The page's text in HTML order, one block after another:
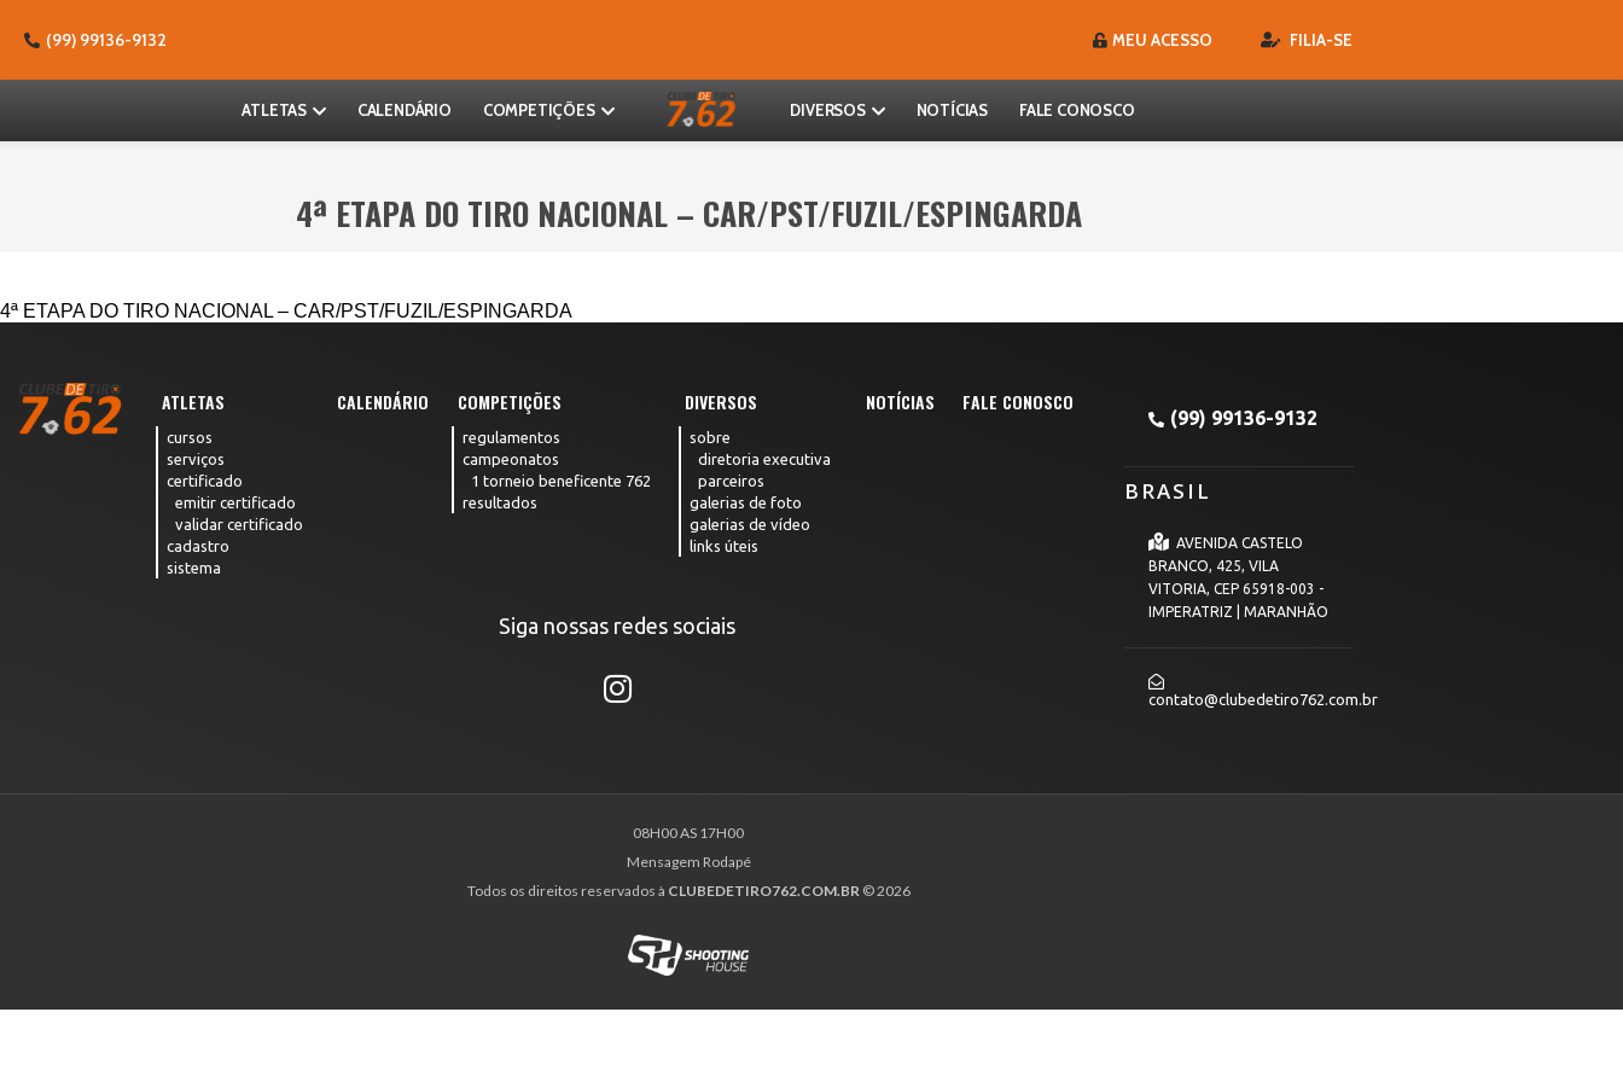
(99) 99136-9132 MEU ACESSO FILIA-SE
ATLETAS CALENDÁRIO COMPETIÇÕES DIVERSOS NOTÍCIAS FALE CONOSCO
4ª ETAPA DO TIRO NACIONAL – CAR/PST/FUZIL/ESPINGARDA
4ª ETAPA DO TIRO NACIONAL – CAR/PST/FUZIL/ESPINGARDA
ATLETAS
cursos
serviços
certificado
emitir certificado
validar certificado
cadastro
sistema
CALENDÁRIO COMPETIÇÕES
regulamentos
campeonatos
1 torneio beneficente 762
resultados
DIVERSOS
sobre
diretoria executiva
parceiros
galerias de foto
galerias de vídeo
links úteis
NOTÍCIAS FALE CONOSCO
Siga nossas redes sociais
(99) 99136-9132
BRASIL
AVENIDA CASTELO
BRANCO, 425, VILA
VITORIA, CEP 65918-003 -
IMPERATRIZ | MARANHÃO
contato@clubedetiro762.com.br
08H00 AS 17H00
Mensagem Rodapé
Todos os direitos reservados à CLUBEDETIRO762.COM.BR© 2026